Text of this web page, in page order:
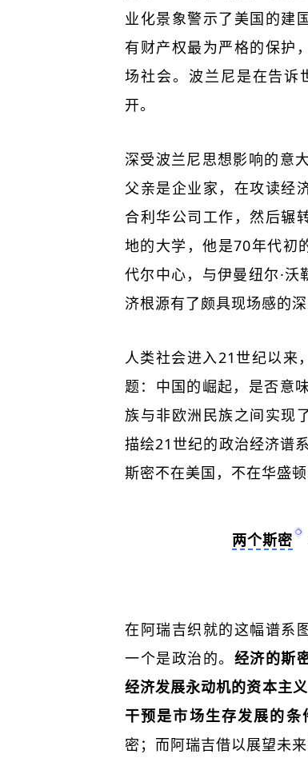
业化景象警示了美国的建
有财产权最为严格的保护
场社会。波兰尼是在告诉
开。
深受波兰尼思想影响的意
父亲是企业家，在攻读经
合利华公司工作，然后辗
地的大学，他是70年代初
代尔中心，与伊曼纽尔·
济根源有了颇具现场感的深
人类社会进入21世纪以来
题：中国的崛起，是否意
族与非欧洲民族之间实现
描绘21世纪的政治经济谱
斯密不在美国，不在华盛
两个斯密
在阿瑞吉织就的这幅谱系
一个是政治的。 经济的斯
经济发展永动机的资本主义
干预是市场生存发展的条
密；而阿瑞吉借以展望未